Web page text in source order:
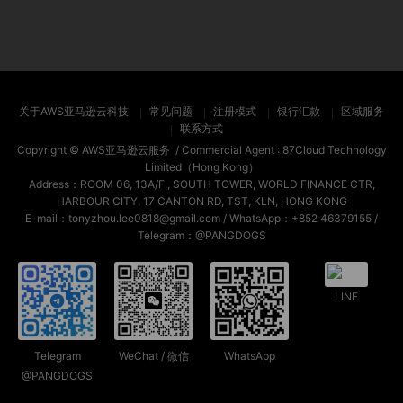
关于AWS亚马逊云科技 常见问题 注册模式 银行汇款
区域服务
联系方式
Copyright © AWS亚马逊云服务 / Commercial Agent : 87Cloud Technology
Limited（Hong Kong）
Address：ROOM 06, 13A/F., SOUTH TOWER, WORLD FINANCE CTR,
HARBOUR CITY, 17 CANTON RD, TST, KLN, HONG KONG
E-mail：tonyzhou.lee0818@gmail.com / WhatsApp：+852 46379155 /
Telegram：@PANGDOGS
Telegram
@PANGDOGS
WeChat / 微信 WhatsApp
LINE